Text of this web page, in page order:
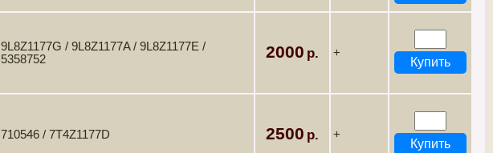
9L8Z1177G / 9L8Z1177A / 9L8Z1177E /
5358752
2000 +
710546 / 7T4Z1177D 2500 +